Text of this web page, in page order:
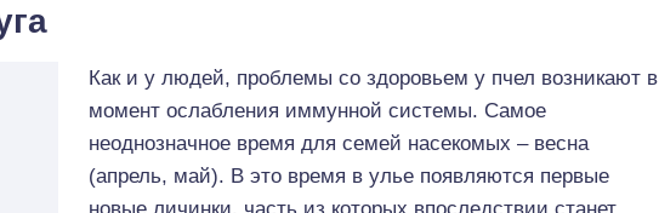
Как и у людей, проблемы со здоровьем у пчел возникают в
момент ослабления иммунной системы. Самое
неоднозначное время для семей насекомых – весна
(апрель, май). В это время в улье появляются первые